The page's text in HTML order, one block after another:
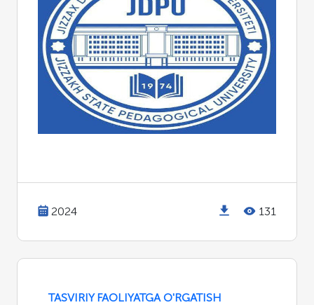
2024 131
TASVIRIY FAOLIYATGA O'RGATISH